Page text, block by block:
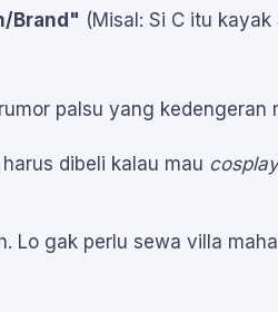
Brand" (Misal: Si C itu
palsu yang kedengeran
dibeli kalau mau cosplay
Lo gak perlu sewa villa